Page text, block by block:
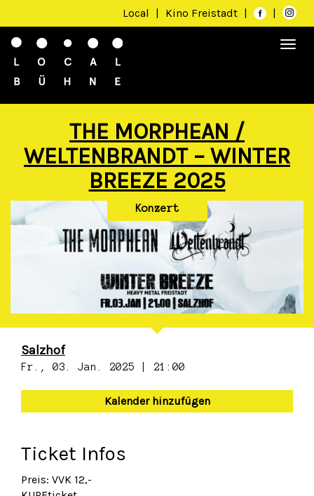
Local | Kino Freistadt | |
THE MORPHEAN /
WELTENBRANDT – WINTER
BREEZE 2025
Konzert
Salzhof
Fr., 03. Jan. 2025 | 21:00
Kalender hinzufügen
Ticket Infos
Preis: VVK 12,-